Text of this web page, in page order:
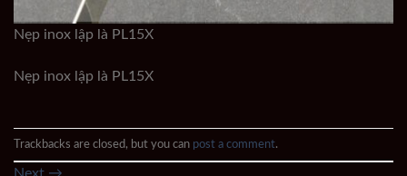
Nẹp inox lập là PL15X
Nẹp inox lập là PL15X
Trackbacks are closed, but you can post a comment.
Next →